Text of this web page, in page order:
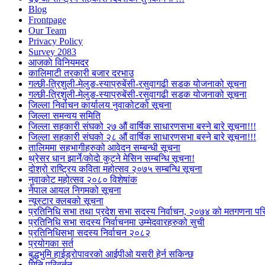
Blog
Frontpage
Our Team
Privacy Policy
Survey 2083
आजकाे विनियमदर
कालिमाटी तरकारी बजार दरभाउ
गल्छी-त्रिशुली-मेलुङ-स्याप्रुबेंसी-रसुवागढी सडक योजनाको सूचना
गल्छी-त्रिशुली-मेलुङ-स्याप्रुबेंसी-रसुवागढी सडक योजनाको सूचना
जिल्ला निर्वाचन कार्यालय नुवाकोटको सूचना
जिल्ला समन्वय समिति
जिल्ला सहकारी संघको २७ औं वार्षिक साधारणसभा बस्ने बारे सूचना!!!
जिल्ला सहकारी संघको २८ औं वार्षिक साधारणसभा बस्ने बारे सूचना!!!
तालिममा सहभागीहरुको आवेदन सम्बन्धी सूचना
थ्रेसर धान झार्ने/काेदाे कुट्ने मेसिन सम्बन्धि सूचना!
दोश्रो राष्ट्रिय कविता महोत्सव २०७५ सम्बन्धि सूचना
नुवाकोट महोत्सव २०८० विशेषांक
नेपाल आयल निगमको सूचना
न्यूस्टार क्लबको सूचना
प्रतिनिधि सभा तथा प्रदेश सभा सदस्य निर्वाचन, २०७४ को मतगणना
प्रतिनिधि सभा सदस्य निर्वाचनमा उम्मेदवारहरुको सुची
प्रतिनिधिसभा सदस्य निर्वाचन २०८२
प्रयोगका सर्त
बुद्धभुमि हाईड्रोपावरको आईपीओ यसरी हेर्न सकिन्छ